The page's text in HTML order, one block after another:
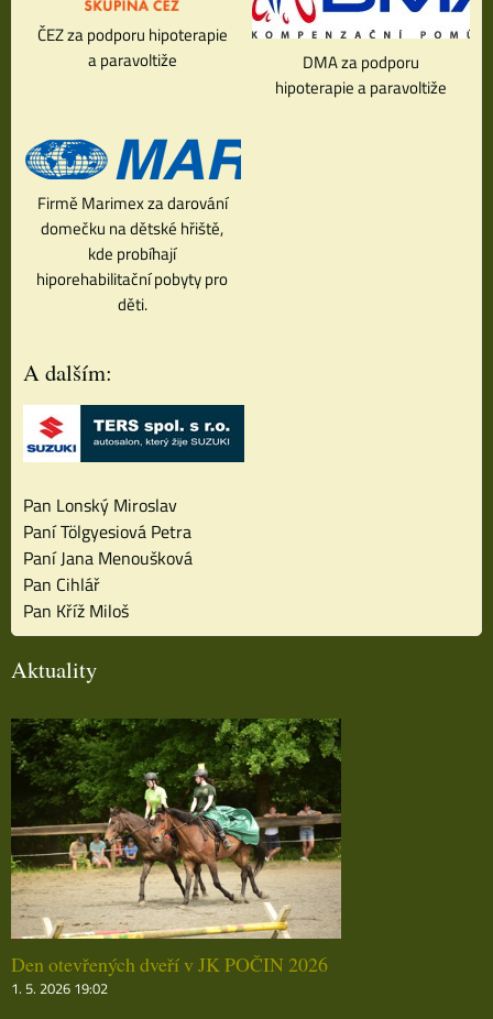
ČEZ za podporu hipoterapie
a paravoltiže
DMA za podporu
hipoterapie a paravoltiže
Firmě Marimex za darování
domečku na dětské hřiště,
kde probíhají
hiporehabilitační pobyty pro
děti.
A dalším:
Pan Lonský Miroslav
Paní Tölgyesiová Petra
Paní Jana Menoušková
Pan Cihlář
Pan Kříž Miloš
Aktuality
Den otevřených dveří v JK POČIN 2026
1. 5. 2026 19:02